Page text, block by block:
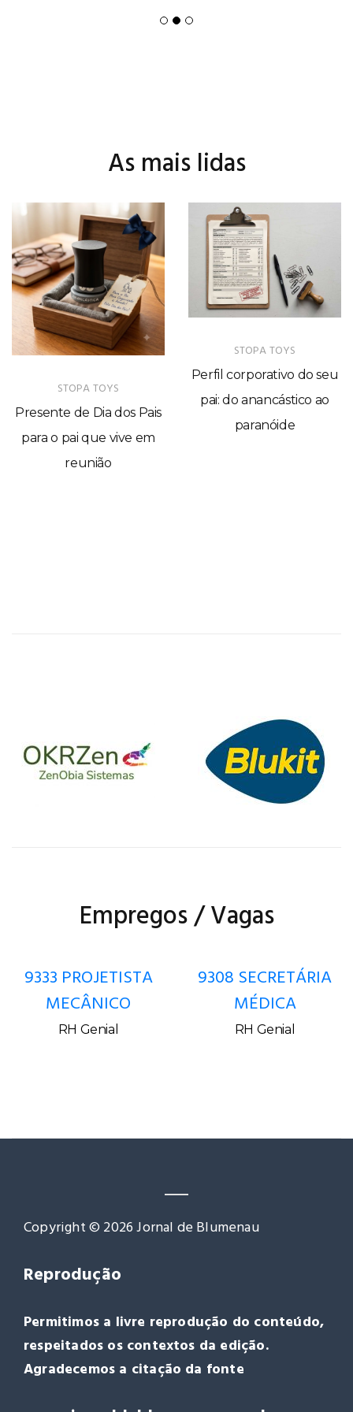
As mais lidas
STOPA TOYS
Presente de Dia dos Pais
para o pai que vive em
reunião
STOPA TOYS
Perfil corporativo do seu
pai: do anancástico ao
paranóide
Empregos / Vagas
9333 PROJETISTA
MECÂNICO
RH Genial
9308 SECRETÁRIA
MÉDICA
RH Genial
Copyright © 2026 Jornal de Blumenau
Reprodução
Permitimos a livre reprodução do conteúdo,
respeitados os contextos da edição.
Agradecemos a citação da fonte